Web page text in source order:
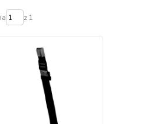
z 1